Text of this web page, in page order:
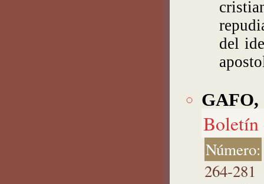
del
GAFO,
Boletín
Número:
264-281